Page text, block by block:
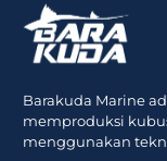
Barakuda Marine
memproduksi
menggunakan